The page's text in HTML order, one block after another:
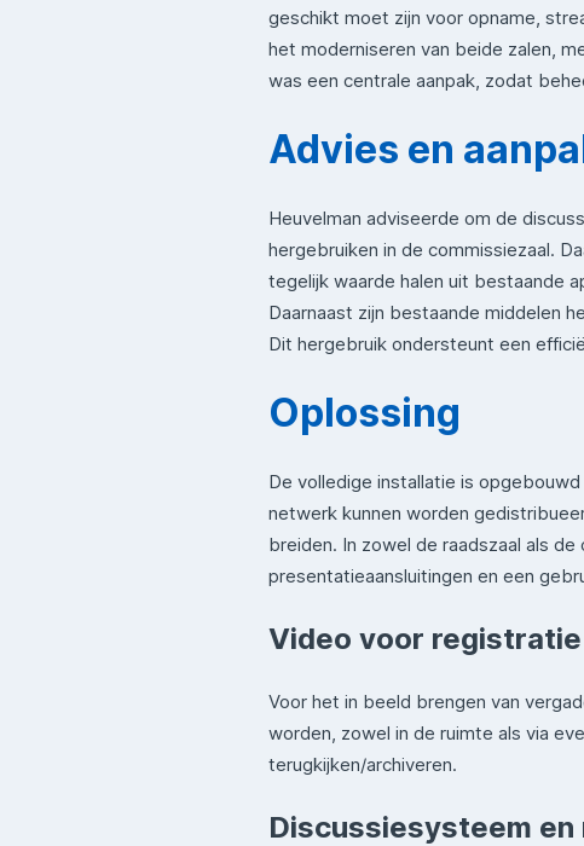
geschikt moet zijn voor opname,
het moderniseren van beide zalen,
was een centrale aanpak, zodat
Advies en
Heuvelman adviseerde om de
hergebruiken in de commissiezaal.
tegelijk waarde halen uit bestaande
Daarnaast zijn bestaande middelen
Dit hergebruik ondersteunt een
Oplossing
De volledige installatie is
netwerk kunnen worden
breiden. In zowel de raadszaal als
presentatieaansluitingen en een
Video voor
Voor het in beeld brengen van
worden, zowel in de ruimte als via
terugkijken/archiveren.
Discussiesysteem en